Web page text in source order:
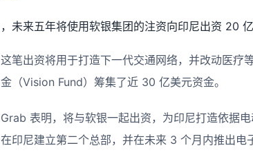
，未来五年将使用软银集团的注资向印尼出资 20 亿
这笔出资将用于打造下一代交通网络，并改动医疗
金（Vision Fund）筹集了近 30 亿美元资金。
Grab 表明，将与软银一起出资，为印尼打造依据
在印尼建立第二个总部，并在未来 3 个月内推出电